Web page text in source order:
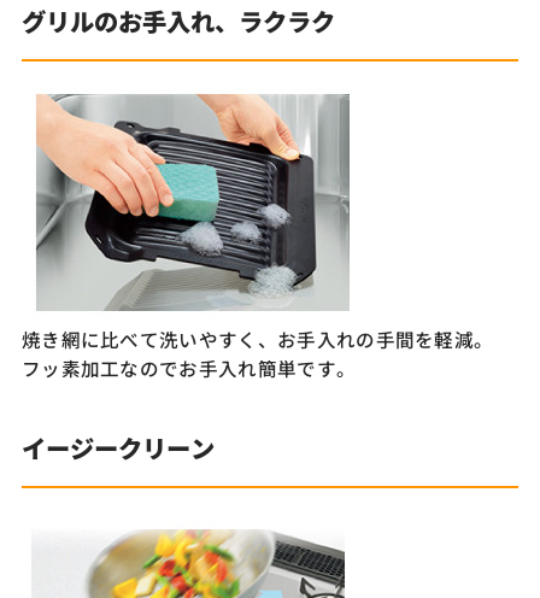
グリルのお手入れ、ラクラク
焼き網に比べて洗いやすく、お手入れの手間を軽減。
フッ素加工なのでお手入れ簡単です。
イージークリーン